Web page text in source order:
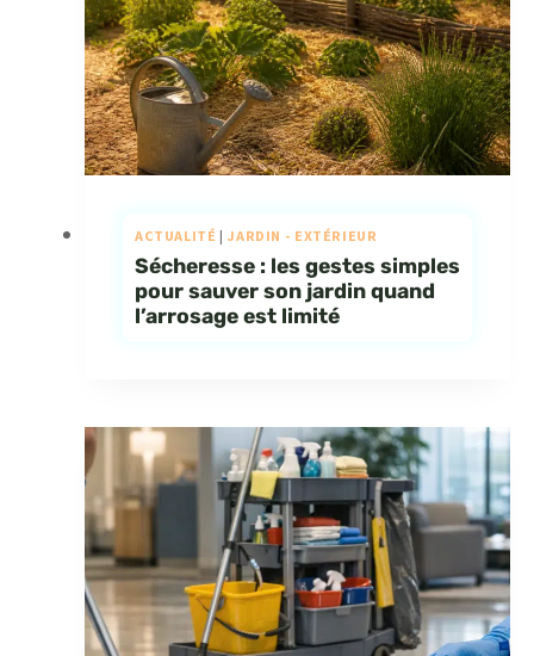
ACTUALITÉ | JARDIN - EXTÉRIEUR
Sécheresse : les gestes simples
pour sauver son jardin quand
l’arrosage est limité